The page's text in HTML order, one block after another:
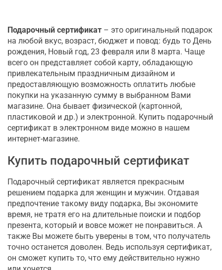
Подарочный сертификат – это оригинальный подарок
на любой вкус, возраст, бюджет и повод: будь то День
рождения, Новый год, 23 февраля или 8 марта. Чаще
всего он представляет собой карту, обладающую
привлекательным праздничным дизайном и
предоставляющую возможность оплатить любые
покупки на указанную сумму в выбранном Вами
магазине. Она бывает физической (картонной,
пластиковой и др.) и электронной. Купить подарочный
сертификат в электронном виде можно в нашем
интернет-магазине.
Купить подарочный сертификат
Подарочный сертификат является прекрасным
решением подарка для женщин и мужчин. Отдавая
предпочтение такому виду подарка, Вы экономите
время, не тратя его на длительные поиски и подбор
презента, который и вовсе может не понравиться. А
также Вы можете быть уверены в том, что получатель
точно останется доволен. Ведь используя сертификат,
он сможет купить то, что ему действительно нужно